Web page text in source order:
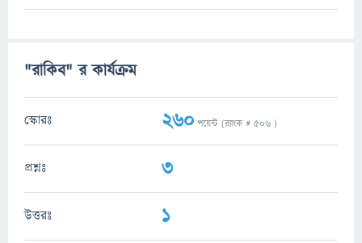
"রাকিব" র কার্যক্রম
স্কোরঃ 260 পয়েন্ট (র‌্যাংক # 506 )
প্রশ্নঃ 3
উত্তরঃ 1